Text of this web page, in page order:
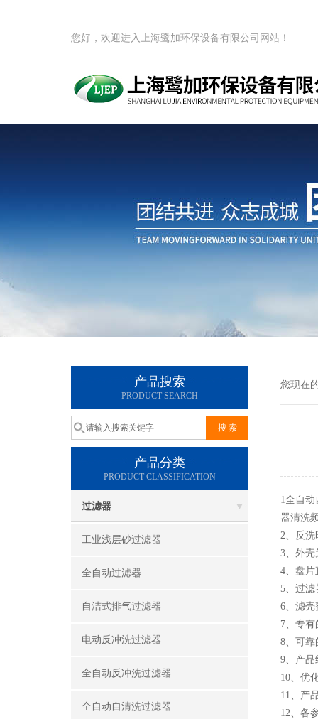
您好，欢迎进入上海鹭加环保设备有限公司网站！
产品搜索
PRODUCT SEARCH
产品分类
PRODUCT CLASSIFICATION
过滤器
工业浅层砂过滤器
全自动过滤器
自洁式排气过滤器
电动反冲洗过滤器
全自动反冲洗过滤器
全自动自清洗过滤器
您现在
1全自
器清洗
2、反洗
3、外壳
4、盘片
5、过滤
6、滤壳
7、专
8、可靠
9、产品
10、优
11、产
12、各